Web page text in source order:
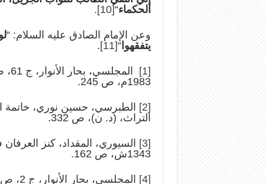
الحكماء“
[10]
.
وعن الإمام الصادق عليه السلام: “
يتفقهوا“
[11]
.
[1]
1983م، ص 245.
[2]
التراث، (د. ن)، ص 332.
[3]
1343ش، ص 162.
[4] المجلسي، بحار الأنوار، ج 2، ص 25.